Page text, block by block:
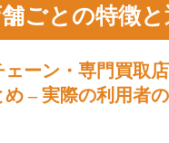
舗ごとの特徴
ーン・専門買取
– 実際の利用者